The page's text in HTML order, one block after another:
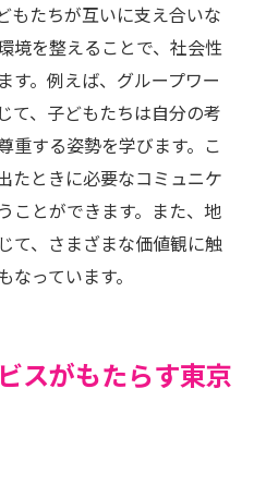
もたちが互いに支え合いな
境を整えることで、社会性
す。例えば、グループワー
て、子どもたちは自分の考
重する姿勢を学びます。こ
たときに必要なコミュニケ
ことができます。また、地
て、さまざまな価値観に触
っています。
スがもたらす東京